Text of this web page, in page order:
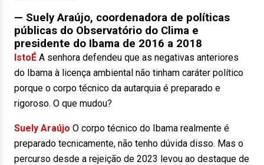
— Suely Araújo, coordenadora de políticas
públicas do Observatório do Clima e
presidente do Ibama de 2016 a 2018
IstoÉ A senhora defendeu que as negativas anteriores
do Ibama à licença ambiental não tinham caráter político
porque o corpo técnico da autarquia é preparado e
rigoroso. O que mudou?
Suely Araújo O corpo técnico do Ibama realmente é
preparado tecnicamente, não tenho dúvida disso. Mas o
percurso desde a rejeição de 2023 levou ao destaque de